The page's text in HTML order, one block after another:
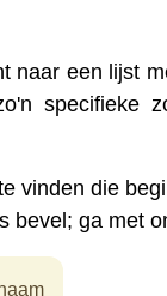
naar een lijst
specifieke
vinden die
bevel; ga met